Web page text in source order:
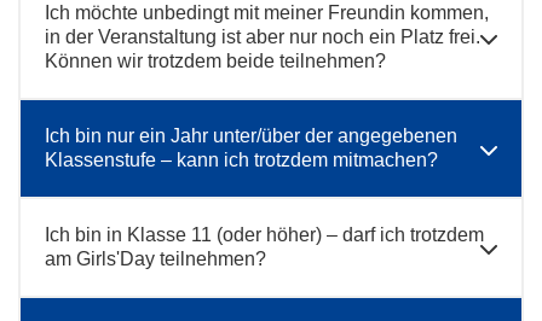
Ich möchte unbedingt mit meiner Freundin kommen,
in der Veranstaltung ist aber nur noch ein Platz frei.
Können wir trotzdem beide teilnehmen?
Ich bin nur ein Jahr unter/über der angegebenen
Klassenstufe – kann ich trotzdem mitmachen?
Ich bin in Klasse 11 (oder höher) – darf ich trotzdem
am Girls'Day teilnehmen?